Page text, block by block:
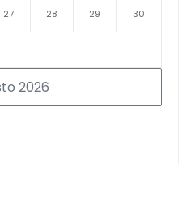
2026
27 28 29 30